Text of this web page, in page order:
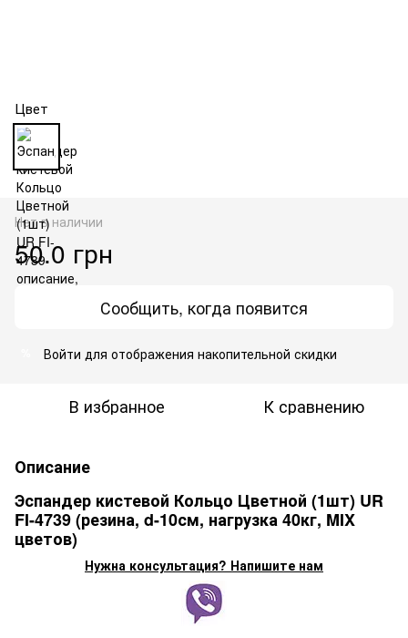
Цвет
Нет в наличии
50.0 грн
Сообщить, когда появится
Войти для отображения накопительной скидки
В избранное К сравнению
Описание
Эспандер кистевой Кольцо Цветной (1шт) UR
FI-4739 (резина, d-10см, нагрузка 40кг, MIX
цветов)
Нужна консультация? Напишите нам